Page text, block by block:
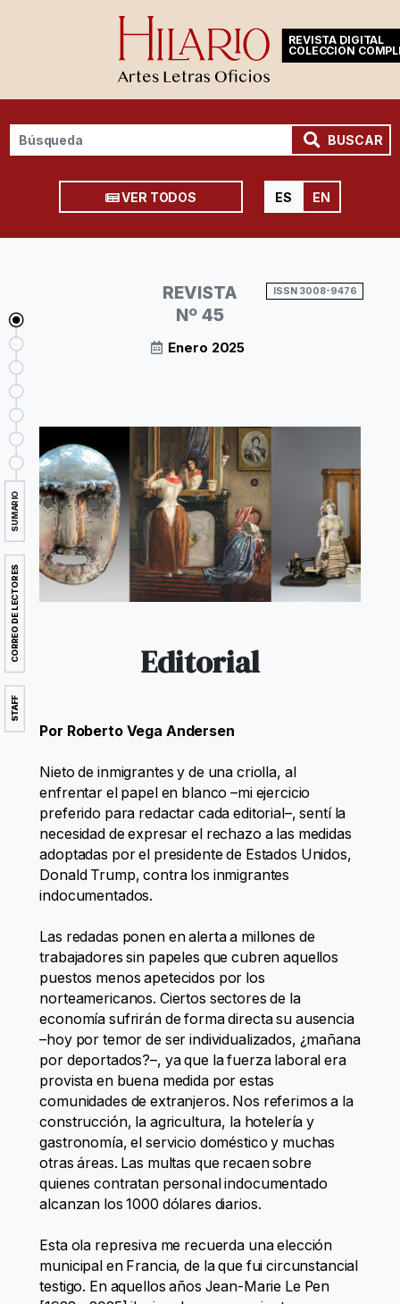
REVISTA DIGITAL
COLECCIÓN
BUSCAR
VER TODOS ES EN
SUMARIO
CORREO DE LECTORES
STAFF
REVISTA
Nº 45
ISSN 3008-9476
Enero 2025
Editorial
Por Roberto Vega Andersen
Nieto de inmigrantes y de una criolla, al
enfrentar el papel en blanco –mi ejercicio
preferido para redactar cada editorial–, sentí la
necesidad de expresar el rechazo a las medidas
adoptadas por el presidente de Estados Unidos,
Donald Trump, contra los inmigrantes
indocumentados.
Las redadas ponen en alerta a millones de
trabajadores sin papeles que cubren aquellos
puestos menos apetecidos por los
norteamericanos. Ciertos sectores de la
economía sufrirán de forma directa su ausencia
–hoy por temor de ser individualizados, ¿mañana
por deportados?–, ya que la fuerza laboral era
provista en buena medida por estas
comunidades de extranjeros. Nos referimos a la
construcción, la agricultura, la hotelería y
gastronomía, el servicio doméstico y muchas
otras áreas. Las multas que recaen sobre
quienes contratan personal indocumentado
alcanzan los 1000 dólares diarios.
Esta ola represiva me recuerda una elección
municipal en Francia, de la que fui circunstancial
testigo. En aquellos años Jean-Marie Le Pen